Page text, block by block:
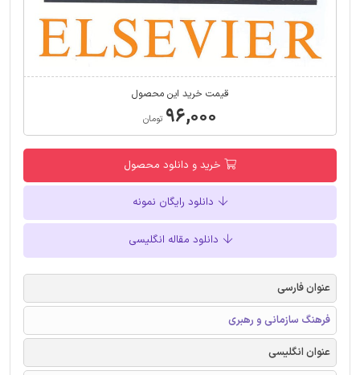
قیمت خرید این محصول
۹۶,۰۰۰ تومان
خرید و دانلود محصول
دانلود رایگان نمونه
دانلود مقاله انگلیسی
عنوان فارسی
فرهنگ سازمانی و رهبری
عنوان انگلیسی